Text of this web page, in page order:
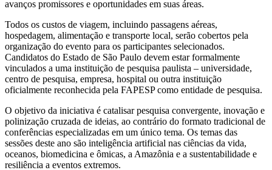
avanços promissores e oportunidades em suas áreas.
Todos os custos de viagem, incluindo passagens aéreas,
hospedagem, alimentação e transporte local, serão cobertos pela
organização do evento para os participantes selecionados.
Candidatos do Estado de São Paulo devem estar formalmente
vinculados a uma instituição de pesquisa paulista – universidade,
centro de pesquisa, empresa, hospital ou outra instituição
oficialmente reconhecida pela FAPESP como entidade de pesquisa.
O objetivo da iniciativa é catalisar pesquisa convergente, inovação e
polinização cruzada de ideias, ao contrário do formato tradicional de
conferências especializadas em um único tema. Os temas das
sessões deste ano são inteligência artificial nas ciências da vida,
oceanos, biomedicina e ômicas, a Amazônia e a sustentabilidade e
resiliência a eventos extremos.